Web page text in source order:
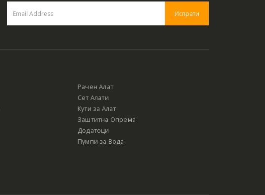
Рачен Алат
Сет Алати
Кути за Алат
Заштитна Опрема
Додатоци
Пумпи за Вода